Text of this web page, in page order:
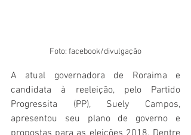
Foto: facebook/divulgação
A atual governadora de Roraima e
candidata à reeleição, pelo Partido
Progressita (PP), Suely Campos,
apresentou seu plano de governo e